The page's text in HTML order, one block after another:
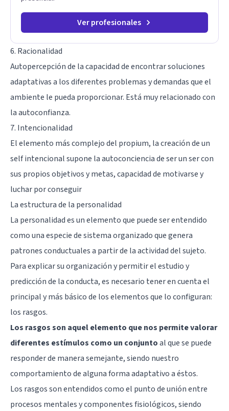
Ver profesionales
6. Racionalidad
Autopercepción de la capacidad de encontrar soluciones
adaptativas a los diferentes problemas y demandas que el
ambiente le pueda proporcionar. Está muy relacionado con
la autoconfianza.
7. Intencionalidad
El elemento más complejo del propium, la creación de un
self intencional supone la autoconciencia de ser un ser con
sus propios objetivos y metas, capacidad de motivarse y
luchar por conseguir
La estructura de la personalidad
La personalidad es un elemento que puede ser entendido
como una especie de sistema organizado que genera
patrones conductuales a partir de la actividad del sujeto.
Para explicar su organización y permitir el estudio y
predicción de la conducta, es necesario tener en cuenta el
principal y más básico de los elementos que lo configuran:
los rasgos.
Los rasgos son aquel elemento que nos permite valorar
diferentes estímulos como un conjuntoal que se puede
responder de manera semejante, siendo nuestro
comportamiento de alguna forma adaptativo a éstos.
Los rasgos son entendidos como el punto de unión entre
procesos mentales y componentes fisiológicos, siendo